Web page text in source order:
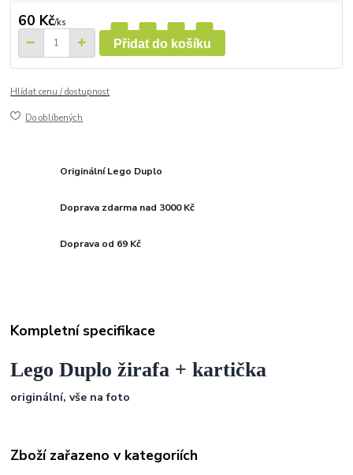
60 Kč/ks
Přidat do košíku
Hlídat cenu / dostupnost
Do oblíbených
Originální Lego Duplo
Doprava zdarma nad 3000 Kč
Doprava od 69 Kč
Kompletní specifikace
Lego Duplo žirafa + kartička
originální, vše na foto
Zboží zařazeno v kategoriích